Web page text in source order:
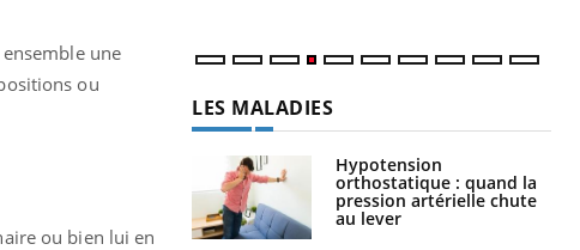
une
ou
ou bien lui en
LES MALADIES
Hypotension
orthostatique : quand la
pression artérielle chute
au lever